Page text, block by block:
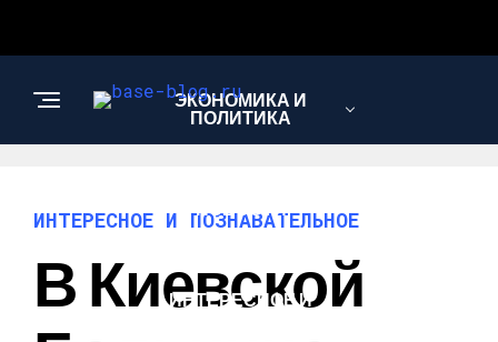
ЭКОНОМИКА И
ПОЛИТИКА
НОВОСТИ
ИНТЕРЕСНОЕ И
ИНТЕРЕСНОЕ И ПОЗНАВАТЕЛЬНОЕ
В Киевской